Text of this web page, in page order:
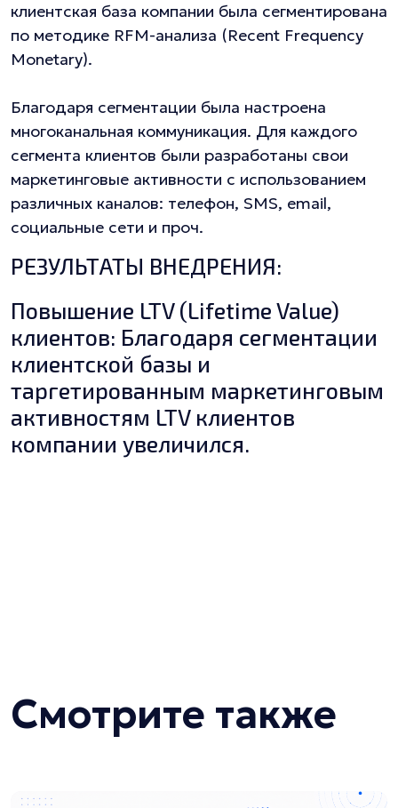
клиентская база компании была сегментирована
по методике RFM-анализа (Recent Frequency
Monetary).
Благодаря сегментации была настроена
многоканальная коммуникация. Для каждого
сегмента клиентов были разработаны свои
маркетинговые активности с использованием
различных каналов: телефон, SMS, email,
социальные сети и проч.
РЕЗУЛЬТАТЫ ВНЕДРЕНИЯ:
Повышение LTV (Lifetime Value)
клиентов: Благодаря сегментации
клиентской базы и
таргетированным маркетинговым
активностям LTV клиентов
компании увеличился.
Смотрите также